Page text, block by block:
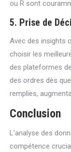
ou R sont
5. Prise de
Avec des insights
choisir les
des plateformes
des ordres dès
remplies,
Conclusion
L’analyse des
compétence